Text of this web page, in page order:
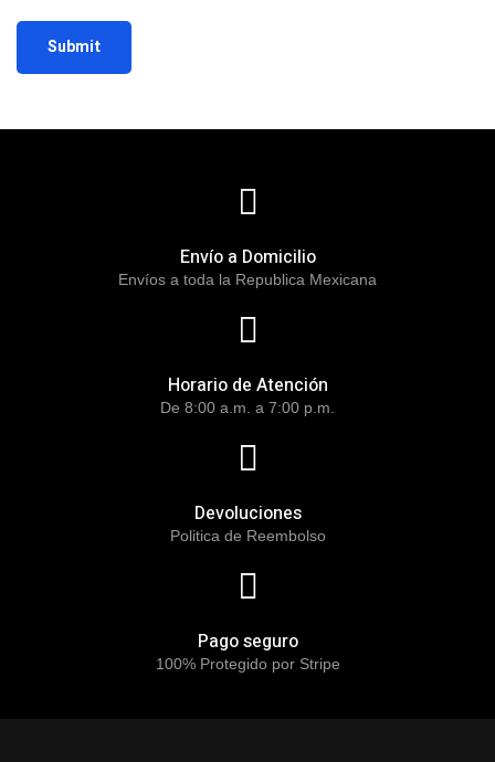
Envío a Domicilio
Envíos a toda la Republica Mexicana
Horario de Atención
De 8:00 a.m. a 7:00 p.m.
Devoluciones
Politica de Reembolso
Pago seguro
100% Protegido por Stripe